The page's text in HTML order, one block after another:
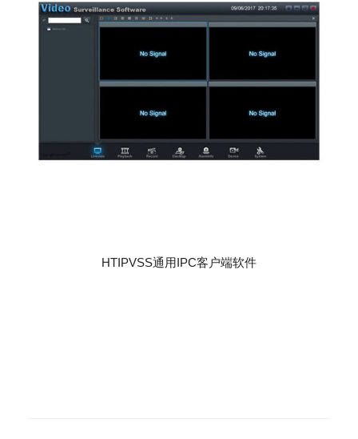
HTIPVSS通用IPC客户端软件